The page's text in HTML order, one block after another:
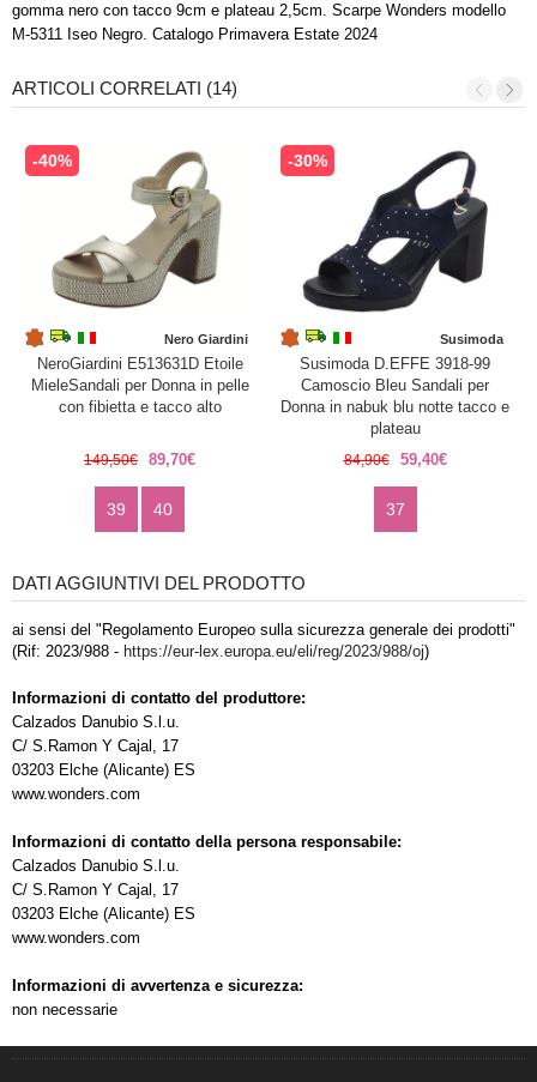
gomma nero con tacco 9cm e plateau 2,5cm. Scarpe Wonders modello
M-5311 Iseo Negro. Catalogo Primavera Estate 2024
ARTICOLI CORRELATI (14)
-40%
Nero Giardini
NeroGiardini E513631D Etoile
MieleSandali per Donna in pelle
con fibietta e tacco alto
149,50€ 89,70€
39 40
-30%
Susimoda
Susimoda D.EFFE 3918-99
Camoscio Bleu Sandali per
Donna in nabuk blu notte tacco e
plateau
84,90€ 59,40€
37
DATI AGGIUNTIVI DEL PRODOTTO
ai sensi del "Regolamento Europeo sulla sicurezza generale dei prodotti"
(Rif: 2023/988 - https://eur-lex.europa.eu/eli/reg/2023/988/oj)
Informazioni di contatto del produttore:
Calzados Danubio S.l.u.
C/ S.Ramon Y Cajal, 17
03203 Elche (Alicante) ES
www.wonders.com
Informazioni di contatto della persona responsabile:
Calzados Danubio S.l.u.
C/ S.Ramon Y Cajal, 17
03203 Elche (Alicante) ES
www.wonders.com
Informazioni di avvertenza e sicurezza:
non necessarie